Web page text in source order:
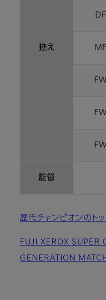
控え
DF
MF
FW
FW
FW
監督
歴代チャンピオンのト
FUJI XEROX SUPER
GENERATION